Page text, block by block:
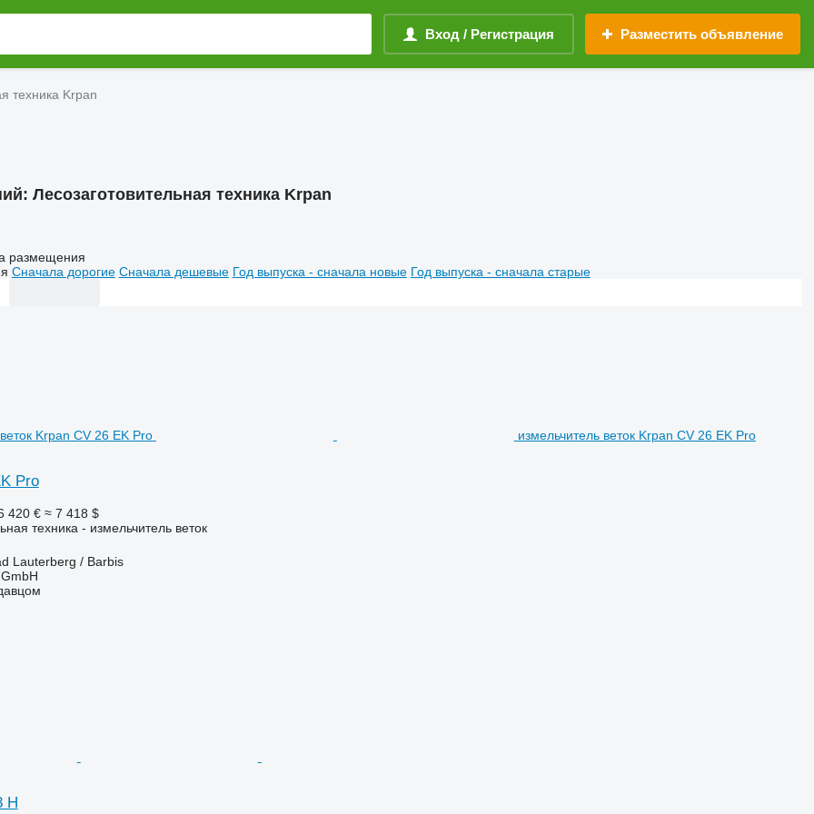
Вход / Регистрация Разместить объявление
техника Krpan
Лесозаготовительная техника Krpan
размещения
Сначала дорогие Сначала дешевые Год выпуска - сначала новые Год выпуска - сначала старые
измельчитель веток Krpan CV 26 EK Pro
Pro
420 € ≈ 7 418 $
техника - измельчитель веток
Lauterberg / Barbis
H